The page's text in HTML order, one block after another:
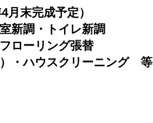
月末完成予定）
新調・トイレ新調
ローリング張替
）・ハウスクリーニング 等